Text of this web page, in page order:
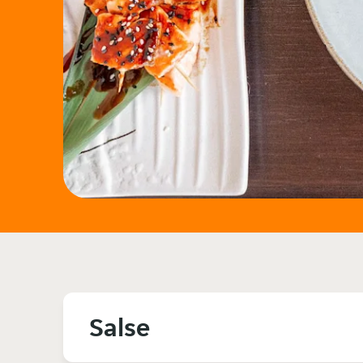
Salse